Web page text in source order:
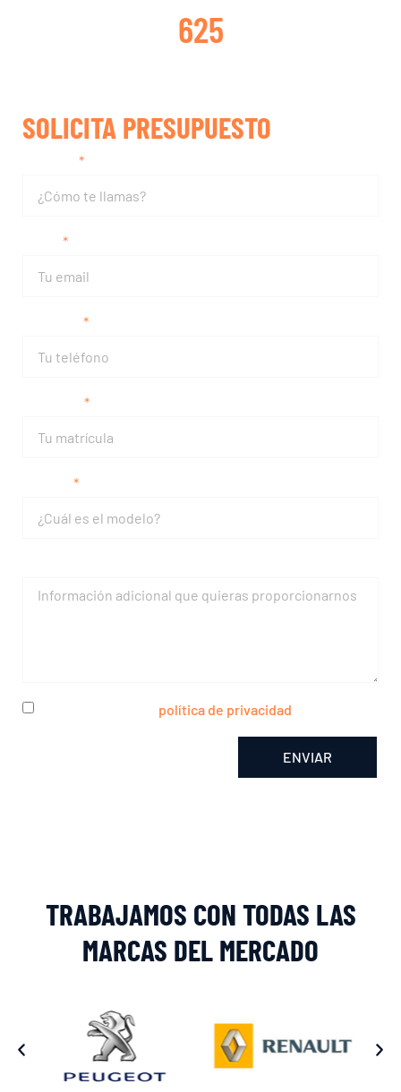
SOLICITA PRESUPUESTO
política de privacidad
ENVIAR
625
TRABAJAMOS CON TODAS LAS
MARCAS DEL MERCADO